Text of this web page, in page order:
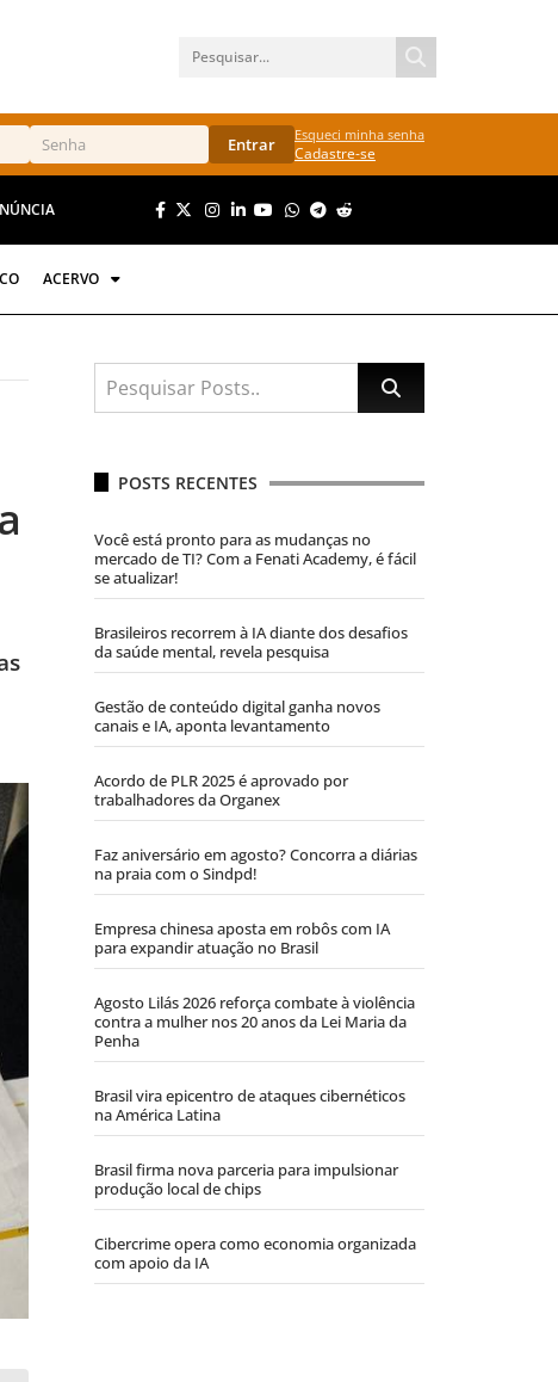
Entrar Esqueci minha senha
Cadastre-se
ACERVO
POSTS RECENTES
Você está pronto para as mudanças no
mercado de TI? Com a Fenati Academy, é fácil
se atualizar!
Brasileiros recorrem à IA diante dos desafios
da saúde mental, revela pesquisa
Gestão de conteúdo digital ganha novos
canais e IA, aponta levantamento
Acordo de PLR 2025 é aprovado por
trabalhadores da Organex
Faz aniversário em agosto? Concorra a diárias
na praia com o Sindpd!
Empresa chinesa aposta em robôs com IA
para expandir atuação no Brasil
Agosto Lilás 2026 reforça combate à violência
contra a mulher nos 20 anos da Lei Maria da
Penha
Brasil vira epicentro de ataques cibernéticos
na América Latina
Brasil firma nova parceria para impulsionar
produção local de chips
Cibercrime opera como economia organizada
com apoio da IA